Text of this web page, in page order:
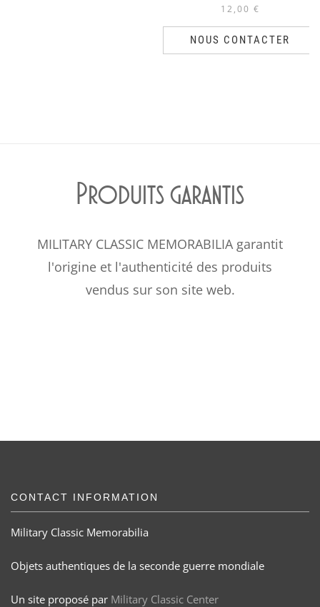
12,00 €
NOUS CONTACTER
Produits garantis
MILITARY CLASSIC MEMORABILIA garantit
l'origine et l'authenticité des produits
vendus sur son site web.
CONTACT INFORMATION
Military Classic Memorabilia
Objets authentiques de la seconde guerre mondiale
Un site proposé par Military Classic Center